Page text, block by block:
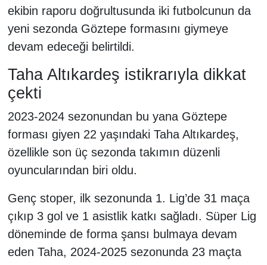
ekibin raporu doğrultusunda iki futbolcunun da
yeni sezonda Göztepe formasını giymeye
devam edeceği belirtildi.
Taha Altıkardeş istikrarıyla dikkat
çekti
2023-2024 sezonundan bu yana Göztepe
forması giyen 22 yaşındaki Taha Altıkardeş,
özellikle son üç sezonda takımın düzenli
oyuncularından biri oldu.
Genç stoper, ilk sezonunda 1. Lig’de 31 maça
çıkıp 3 gol ve 1 asistlik katkı sağladı. Süper Lig
döneminde de forma şansı bulmaya devam
eden Taha, 2024-2025 sezonunda 23 maçta